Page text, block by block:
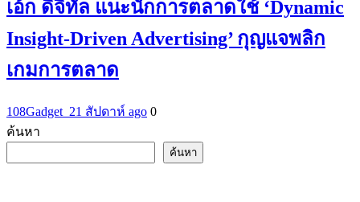
เอ้ก ดิจิทัล แนะนักการตลาดใช้ ‘Dynamic
Insight-Driven Advertising’ กุญแจพลิก
เกมการตลาด
108Gadget_21 สัปดาห์ ago 0
ค้นหา
ค้นหา